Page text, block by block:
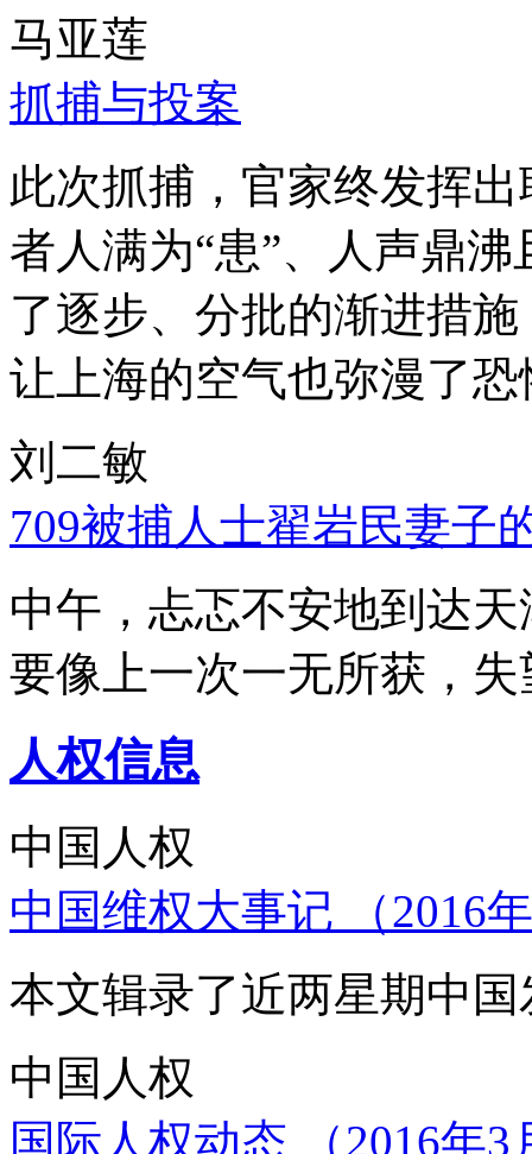
马亚莲
抓捕与投案
此次抓捕，官家终发挥
者人满为“患”、人声鼎
了逐步、分批的渐进措
让上海的空气也弥漫了
刘二敏
709被捕人士翟岩民妻子
中午，忐忑不安地到达
要像上一次一无所获，
人权信息
中国人权
中国维权大事记 （2016
本文辑录了近两星期中
中国人权
国际人权动态 （2016年